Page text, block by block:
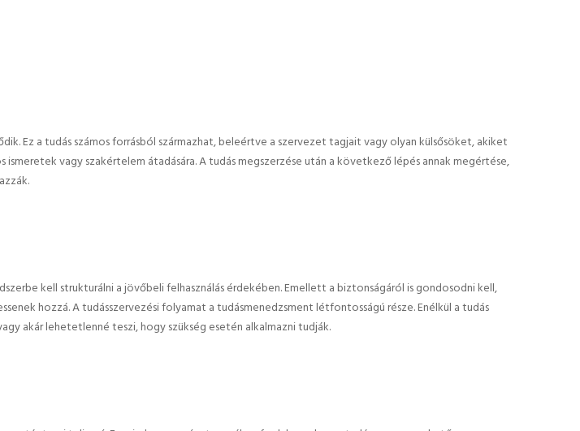
Ez a tudás számos forrásból származhat, beleértve a szervezet tagjait vagy olyan külsősöket, akiket
vagy szakértelem átadására. A tudás megszerzése után a következő lépés annak megértése,
kell strukturálni a jövőbeli felhasználás érdekében. Emellett a biztonságáról is gondosodni kell,
hozzá. A tudásszervezési folyamat a tudásmenedzsment létfontosságú része. Enélkül a tudás
akár lehetetlenné teszi, hogy szükség esetén alkalmazni tudják.